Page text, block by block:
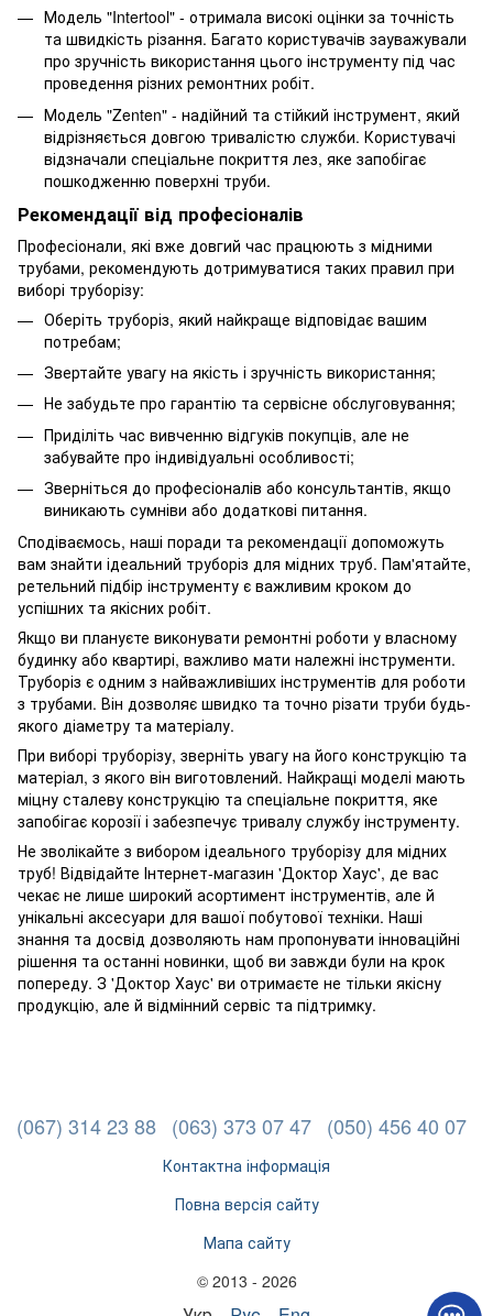
Модель "Intertool" - отримала високі оцінки за точність
та швидкість різання. Багато користувачів зауважували
про зручність використання цього інструменту під час
проведення різних ремонтних робіт.
Модель "Zenten" - надійний та стійкий інструмент, який
відрізняється довгою тривалістю служби. Користувачі
відзначали спеціальне покриття лез, яке запобігає
пошкодженню поверхні труби.
Рекомендації від професіоналів
Професіонали, які вже довгий час працюють з мідними
трубами, рекомендують дотримуватися таких правил при
виборі труборізу:
Оберіть труборіз, який найкраще відповідає вашим
потребам;
Звертайте увагу на якість і зручність використання;
Не забудьте про гарантію та сервісне обслуговування;
Приділіть час вивченню відгуків покупців, але не
забувайте про індивідуальні особливості;
Зверніться до професіоналів або консультантів, якщо
виникають сумніви або додаткові питання.
Сподіваємось, наші поради та рекомендації допоможуть
вам знайти ідеальний труборіз для мідних труб. Пам'ятайте,
ретельний підбір інструменту є важливим кроком до
успішних та якісних робіт.
Якщо ви плануєте виконувати ремонтні роботи у власному
будинку або квартирі, важливо мати належні інструменти.
Труборіз є одним з найважливіших інструментів для роботи
з трубами. Він дозволяє швидко та точно різати труби будь-
якого діаметру та матеріалу.
При виборі труборізу, зверніть увагу на його конструкцію та
матеріал, з якого він виготовлений. Найкращі моделі мають
міцну сталеву конструкцію та спеціальне покриття, яке
запобігає корозії і забезпечує тривалу службу інструменту.
Не зволікайте з вибором ідеального труборізу для мідних
труб! Відвідайте Інтернет-магазин 'Доктор Хаус', де вас
чекає не лише широкий асортимент інструментів, але й
унікальні аксесуари для вашої побутової техніки. Наші
знання та досвід дозволяють нам пропонувати інноваційні
рішення та останні новинки, щоб ви завжди були на крок
попереду. З 'Доктор Хаус' ви отримаєте не тільки якісну
продукцію, але й відмінний сервіс та підтримку.
(067) 314 23 88 (063) 373 07 47 (050) 456 40 07
Контактна інформація
Повна версія сайту
Мапа сайту
© 2013 - 2026